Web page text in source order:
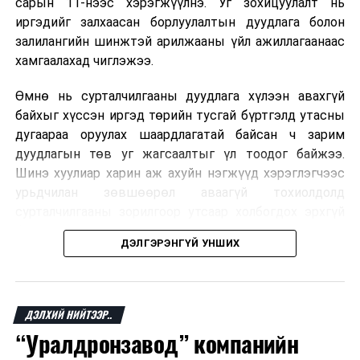
саналтай байгаагаа хэллээгэж Гэр бүл, хөдөлмөр,
нийгмийн хамгааллын яамнаас мэдээллээ.
ДАРААХ МЭДЭЭ
Авлигатай тэмцэх газрын ажлын хэсэг Ховд аймагт
ажиллав
ӨМНӨХ МЭДЭЭ
ХЗБХ: Байнгын хорооны тогтоолын төслийг баталлаа
сарын 11-нээс хэрэгжүүлнэ. Уг зохицуулалт нь
иргэдийг залхаасан борлуулалтын дуудлага болон
залилангийн шинжтэй арилжааны үйл ажиллагаанаас
хамгаалахад чиглэжээ.
Өмнө нь сурталчилгааны дуудлага хүлээн авахгүй
байхыг хүссэн иргэд төрийн тусгай бүртгэлд утасны
дугаараа оруулах шаардлагатай байсан ч зарим
дуудлагын төв уг жагсаалтыг үл тоодог байжээ.
Шинэ хуулиар харин аж ахуйн нэгжүүд хэрэглэгчээс
урьдчилан зөвшөөрөл аваагүй тохиолдолд
болно. Иргэн өгсөн зөвшөөрлөө хүссэн үедээ цуцлах
Францын эрх баригчдын тооцоолсноор тус улсын
иргэдийн дөрөвний гурав орчим нь долоо хоног бүр
дор хаяж нэг удаа хүсээгүй сурталчилгааны дуудлага
хүлээн авдаг бөгөөд олон хүн үүнээс ч олон
ДЭЛГЭРЭНГҮЙ УНШИХ
ДЭЛХИЙ НИЙТЭЭР..
“Уралдронзавод” компанийн